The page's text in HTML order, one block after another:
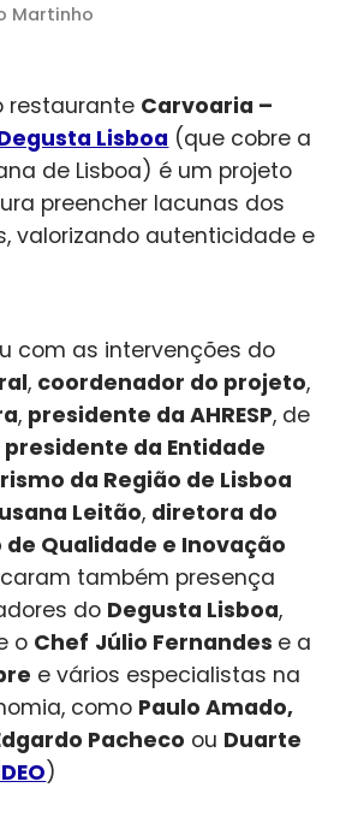
Martinho
restaurante Carvoaria –
Lisboa (que cobre a
de Lisboa) é um projeto
preencher lacunas dos
valorizando autenticidade e
com as intervenções do
, coordenador do projeto,
, presidente da AHRESP, de
presidente da Entidade
da Região de Lisboa
Leitão, diretora do
Qualidade e Inovação
também presença
do Degusta Lisboa,
o Chef Júlio Fernandes e a
e vários especialistas na
como Paulo Amado,
Pacheco ou Duarte
)